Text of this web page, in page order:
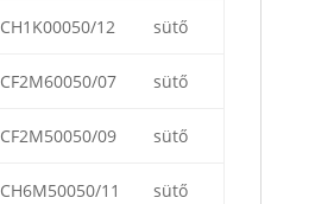
CH1K00050/12 sütő
CF2M60050/07 sütő
CF2M50050/09 sütő
CH6M50050/11 sütő